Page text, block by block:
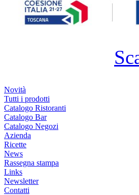
Novità
Tutti i prodotti
Catalogo Ristoranti
Catalogo Bar
Catalogo Negozi
Azienda
Ricette
News
Rassegna stampa
Links
Newsletter
Contatti